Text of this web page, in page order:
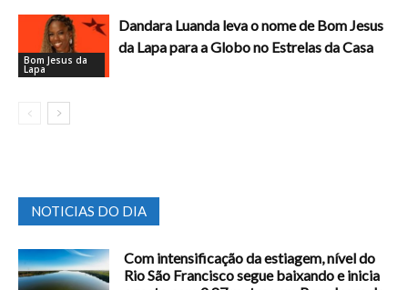
Bom Jesus da
Lapa
Dandara Luanda leva o nome de Bom Jesus
da Lapa para a Globo no Estrelas da Casa
NOTICIAS DO DIA
Com intensificação da estiagem, nível do
Rio São Francisco segue baixando e inicia